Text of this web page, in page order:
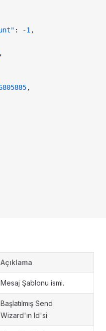
: -1 ,
,
,
Açıklama
Mesaj Şablonu ismi.
Başlatılmış Send
Wizard'ın Id'si